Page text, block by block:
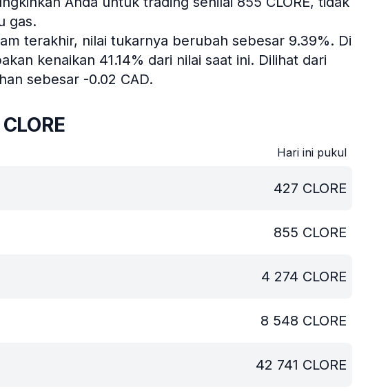
gas.
terakhir, nilai tukarnya berubah sebesar 9.39%. Di
kenaikan 41.14% dari nilai saat ini. Dilihat dari
sebesar -0.02 CAD.
Hari ini pukul
427 CLORE
855 CLORE
4 274 CLORE
8 548 CLORE
42 741 CLORE